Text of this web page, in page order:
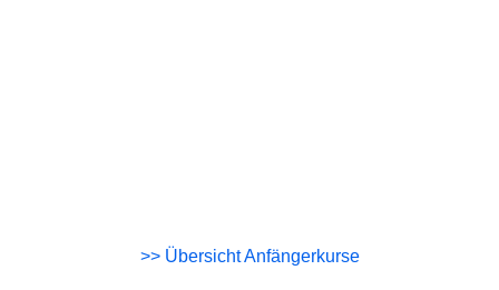
>> Übersicht Anfängerkurse